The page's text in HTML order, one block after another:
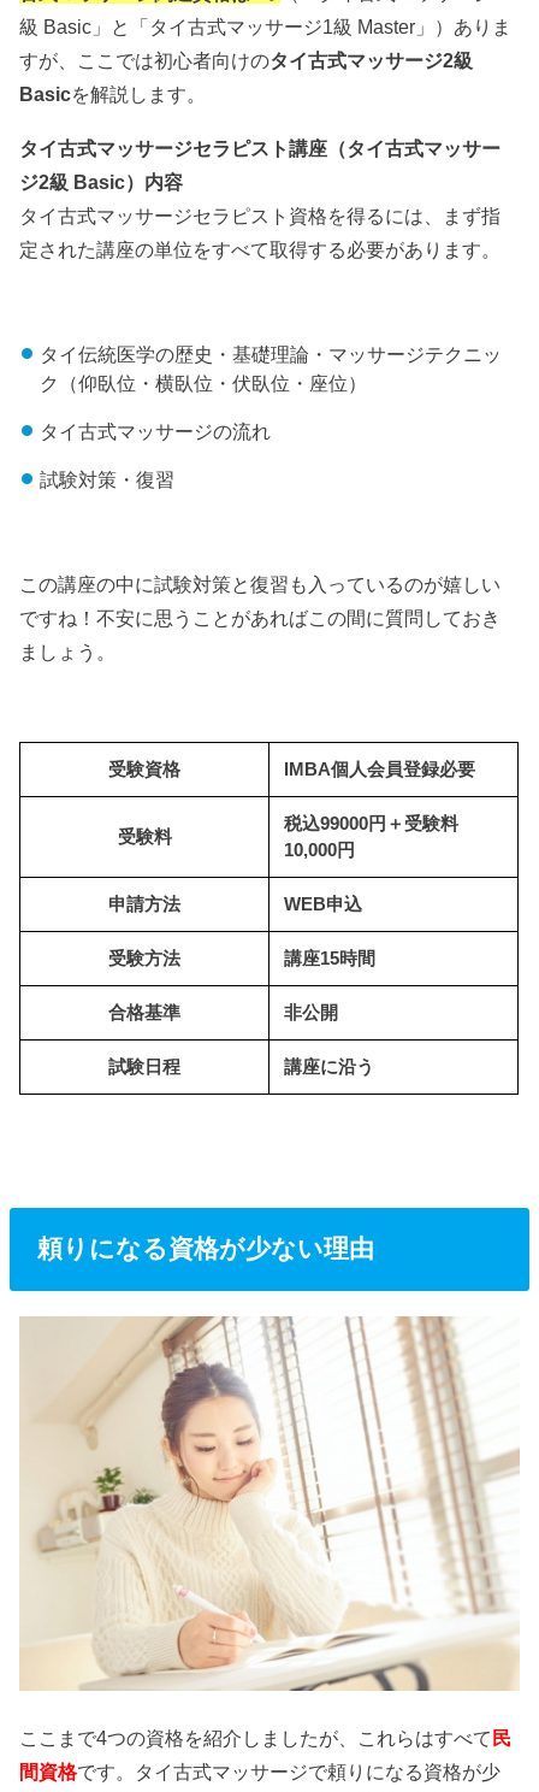
級 Basic」と「タイ古式マッサージ1級 Master」）ありま
すが、ここでは初心者向けのタイ古式マッサージ2級
Basicを解説します。
タイ古式マッサージセラピスト講座（タイ古式マッサー
ジ2級 Basic）内容
タイ古式マッサージセラピスト資格を得るには、まず指
定された講座の単位をすべて取得する必要があります。
タイ伝統医学の歴史・基礎理論・マッサージテクニッ
ク（仰臥位・横臥位・伏臥位・座位）
タイ古式マッサージの流れ
試験対策・復習
この講座の中に試験対策と復習も入っているのが嬉しい
ですね！不安に思うことがあればこの間に質問しておき
ましょう。
受験資格 IMBA個人会員登録必要
受験料
税込99000円＋受験料
10,000円
申請方法 WEB申込
受験方法 講座15時間
合格基準 非公開
試験日程 講座に沿う
頼りになる資格が少ない理由
ここまで4つの資格を紹介しましたが、これらはすべて 民
間資格です。タイ古式マッサージで頼りになる資格が少